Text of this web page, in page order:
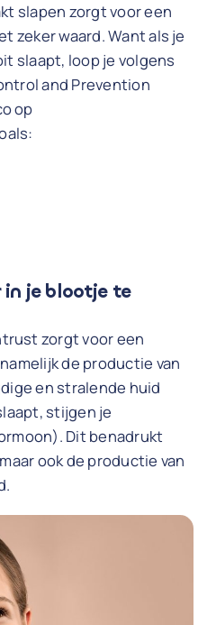
slapen zorgt voor een
zeker waard. Want als je
slaapt, loop je volgens
and Prevention
op
in je blootje te
zorgt voor een
de productie van
en stralende huid
stijgen je
Dit benadrukt
ook de productie van